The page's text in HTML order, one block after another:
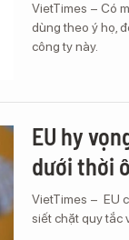
VietTimes – Có
dùng theo ý họ,
công ty này.
EU hy
dưới thời
VietTimes – EU
siết chặt quy tắc